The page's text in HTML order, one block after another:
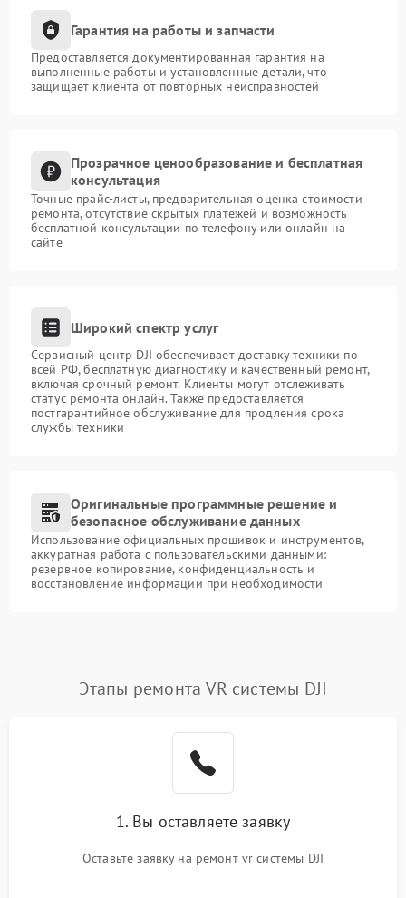
Гарантия на работы и запчасти
Предоставляется документированная гарантия на
выполненные работы и установленные детали, что
защищает клиента от повторных неисправностей
Прозрачное ценообразование и бесплатная
консультация
Точные прайс-листы, предварительная оценка стоимости
ремонта, отсутствие скрытых платежей и возможность
бесплатной консультации по телефону или онлайн на
сайте
Широкий спектр услуг
Сервисный центр DJI обеспечивает доставку техники по
всей РФ, бесплатную диагностику и качественный ремонт,
включая срочный ремонт. Клиенты могут отслеживать
статус ремонта онлайн. Также предоставляется
постгарантийное обслуживание для продления срока
службы техники
Оригинальные программные решение и
безопасное обслуживание данных
Использование официальных прошивок и инструментов,
аккуратная работа с пользовательскими данными:
резервное копирование, конфиденциальность и
восстановление информации при необходимости
Этапы ремонта VR системы DJI
1. Вы оставляете заявку
Оставьте заявку на ремонт vr системы DJI